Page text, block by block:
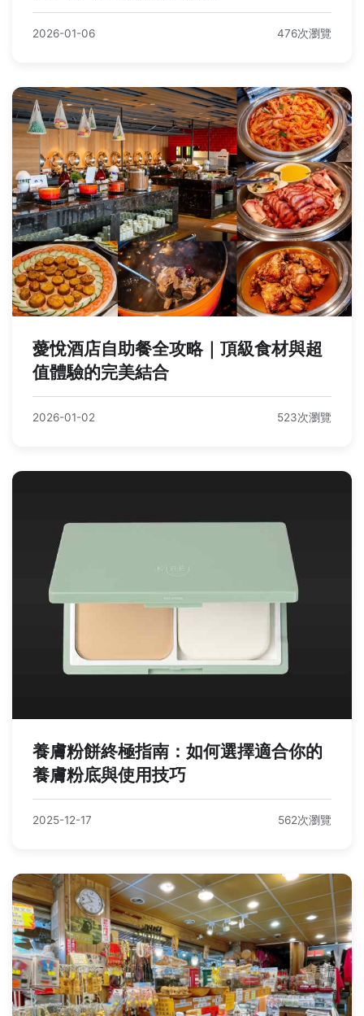
2026-01-06 476次瀏覽
薆悅酒店自助餐全攻略｜頂級食材與超
值體驗的完美結合
2026-01-02 523次瀏覽
養膚粉餅終極指南：如何選擇適合你的
養膚粉底與使用技巧
2025-12-17 562次瀏覽